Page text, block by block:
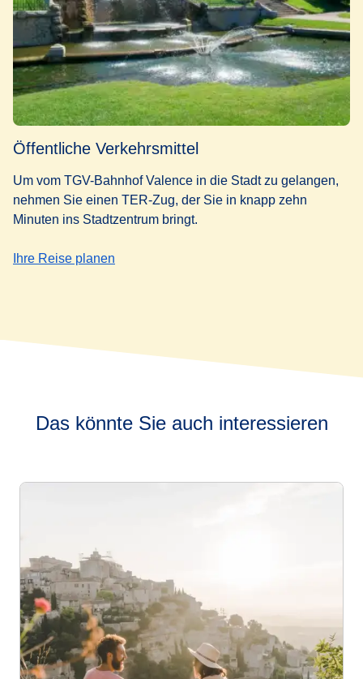
Öffentliche Verkehrsmittel
Um vom TGV-Bahnhof Valence in die Stadt zu gelangen,
nehmen Sie einen TER-Zug, der Sie in knapp zehn
Minuten ins Stadtzentrum bringt.
Ihre Reise planen
Das könnte Sie auch interessieren